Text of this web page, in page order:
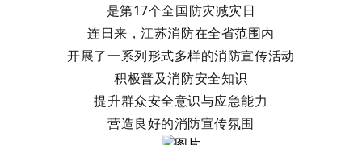
是第17个全国防灾减灾日
连日来，江苏消防在全省范围内
开展了一系列形式多样的消防宣传活动
积极普及消防安全知识
提升群众安全意识与应急能力
营造良好的消防宣传氛围